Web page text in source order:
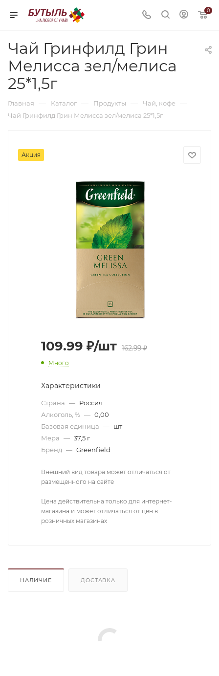
0
Чай Гринфилд Грин
Мелисса зел/мелиса
25*1,5г
Главная — Каталог — Продукты — Чай, кофе —
Чай Гринфилд Грин Мелисса зел/мелиса 25*1,5г
Акция
109.99 ₽/шт 162.99₽
Много
Характеристики
Страна — Россия
Алкоголь, % — 0,00
Базовая единица — шт
Мера — 37,5 г
Бренд — Greenfield
Внешний вид товара может отличаться от
размещенного на сайте
Цена действительна только для интернет-
магазина и может отличаться от цен в
розничных магазинах
НАЛИЧИЕ ДОСТАВКА